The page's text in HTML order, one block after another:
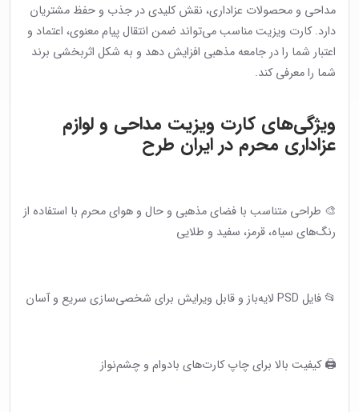
مداحی و محصولات عزاداری، نقش کلیدی در جذب و حفظ مشتریان
دارد. کارت ویزیت مناسب می‌تواند ضمن انتقال پیام معنوی، اعتماد و
اعتبار شما را در جامعه مذهبی افزایش دهد و به شکل اثربخشی برند
شما را معرفی کند.
ویژگی‌های کارت ویزیت مداحی و لوازم
عزاداری محرم در ایران طرح
🎨 طراحی متناسب با فضای مذهبی و حال و هوای محرم با استفاده از
رنگ‌های سیاه، قرمز، سفید و طلایی
📂 فایل PSD لایه‌باز و قابل ویرایش برای شخصی‌سازی سریع و آسان
🖨 کیفیت بالا برای چاپ کارت‌های بادوام و چشم‌نواز